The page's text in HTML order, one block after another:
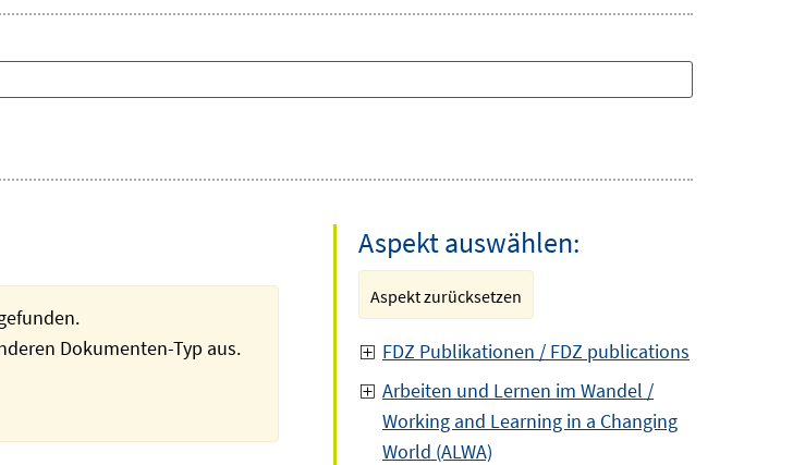
Dokumenten-Typ aus.
Aspekt auswählen:
Aspekt zurücksetzen
FDZ Publikationen / FDZ publications
Arbeiten und Lernen im Wandel /
Working and Learning in a Changing
World (ALWA)